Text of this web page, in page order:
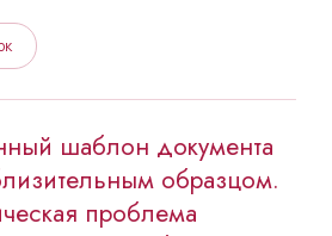
шаблон документа
образцом.
проблема